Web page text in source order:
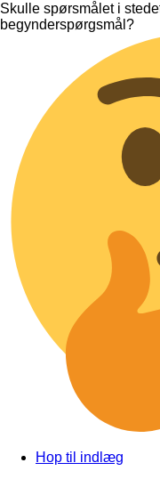
Skulle spørsmålet i
begynderspørgsmål?
Hop til indlæg